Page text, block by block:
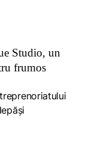
Studio, un
frumos